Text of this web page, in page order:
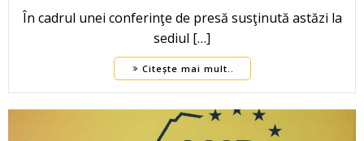
În cadrul unei conferinţe de presă susţinută astăzi la
sediul […]
Citește mai mult..